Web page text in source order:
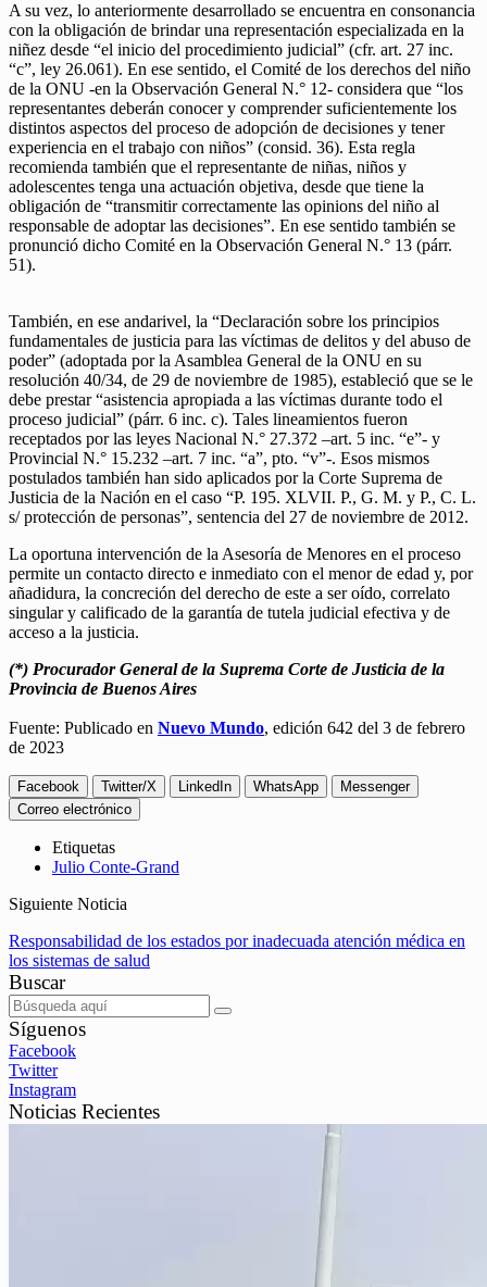
A su vez, lo anteriormente desarrollado se encuentra en consonancia
con la obligación de brindar una representación especializada en la
niñez desde “el inicio del procedimiento judicial” (cfr. art. 27 inc.
“c”, ley 26.061). En ese sentido, el Comité de los derechos del niño
de la ONU -en la Observación General N.° 12- considera que “los
representantes deberán conocer y comprender suficientemente los
distintos aspectos del proceso de adopción de decisiones y tener
experiencia en el trabajo con niños” (consid. 36). Esta regla
recomienda también que el representante de niñas, niños y
adolescentes tenga una actuación objetiva, desde que tiene la
obligación de “transmitir correctamente las opinions del niño al
responsable de adoptar las decisiones”. En ese sentido también se
pronunció dicho Comité en la Observación General N.° 13 (párr.
51).
También, en ese andarivel, la “Declaración sobre los principios
fundamentales de justicia para las víctimas de delitos y del abuso de
poder” (adoptada por la Asamblea General de la ONU en su
resolución 40/34, de 29 de noviembre de 1985), estableció que se le
debe prestar “asistencia apropiada a las víctimas durante todo el
proceso judicial” (párr. 6 inc. c). Tales lineamientos fueron
receptados por las leyes Nacional N.° 27.372 –art. 5 inc. “e”- y
Provincial N.° 15.232 –art. 7 inc. “a”, pto. “v”-. Esos mismos
postulados también han sido aplicados por la Corte Suprema de
Justicia de la Nación en el caso “P. 195. XLVII. P., G. M. y P., C. L.
s/ protección de personas”, sentencia del 27 de noviembre de 2012.
La oportuna intervención de la Asesoría de Menores en el proceso
permite un contacto directo e inmediato con el menor de edad y, por
añadidura, la concreción del derecho de este a ser oído, correlato
singular y calificado de la garantía de tutela judicial efectiva y de
acceso a la justicia.
(*) Procurador General de la Suprema Corte de Justicia de la
Provincia de Buenos Aires
Fuente: Publicado en Nuevo Mundo, edición 642 del 3 de febrero
de 2023
Facebook Twitter/X LinkedIn WhatsApp
Messenger
Correo electrónico
Etiquetas
Julio Conte-Grand
Siguiente Noticia
Responsabilidad de los estados por inadecuada atención médica en
los sistemas de salud
Buscar
Síguenos
Facebook
Twitter
Instagram
Noticias Recientes